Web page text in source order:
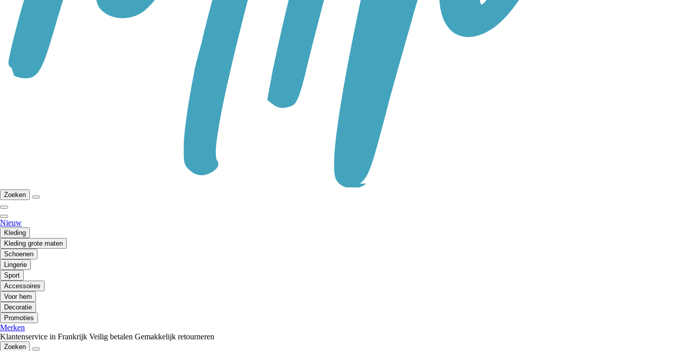
Zoeken
Nieuw
Kleding
Kleding grote maten
Schoenen
Lingerie
Sport
Accessoires
Voor hem
Decoratie
Promoties
Merken
Klantenservice in Frankrijk Veilig betalen Gemakkelijk retourneren
Zoeken